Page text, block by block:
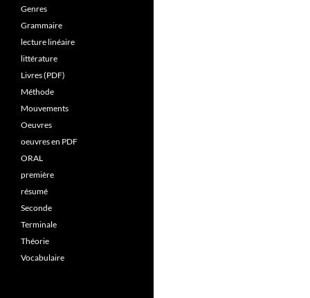
Genres
Grammaire
lecture linéaire
littérature
Livres (PDF)
Méthode
Mouvements
Oeuvres
oeuvres en PDF
ORAL
première
résumé
Seconde
Terminale
Théorie
Vocabulaire